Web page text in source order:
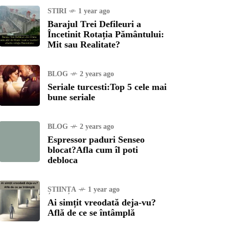
STIRI 1 year ago
Barajul Trei Defileuri a
Încetinit Rotația Pământului:
Mit sau Realitate?
BLOG 2 years ago
Seriale turcesti:Top 5 cele mai
bune seriale
BLOG 2 years ago
Espressor paduri Senseo
blocat?Afla cum îl poti
debloca
ȘTIINȚA 1 year ago
Ai simțit vreodată deja-vu?
Află de ce se întâmplă